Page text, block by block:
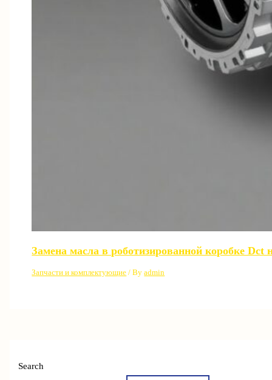
Search
Замена масла в роботизированной коробке
Запчасти и комплектующие / Byadmin